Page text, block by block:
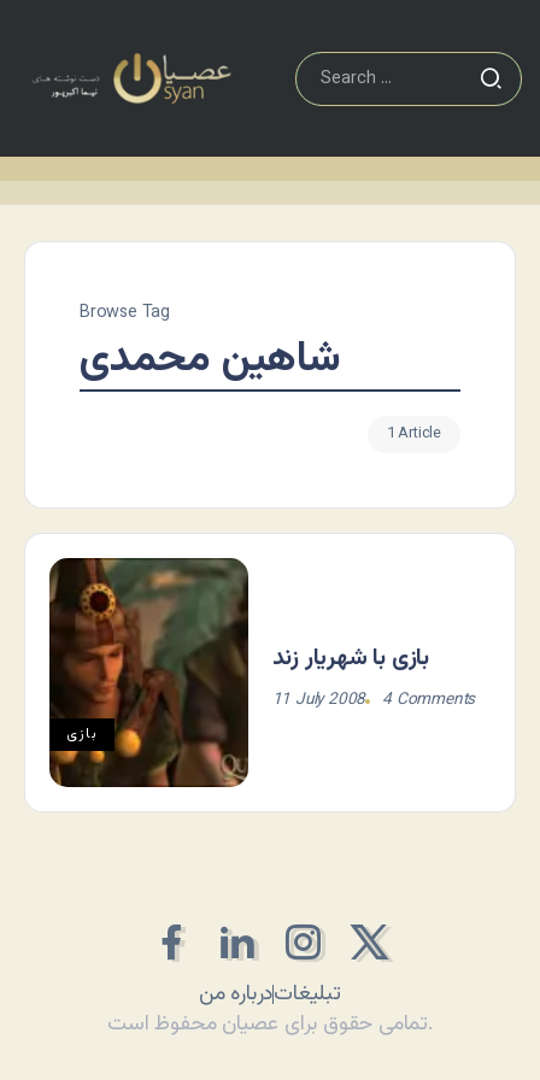
Browse Tag
شاهین محمدی
1 Article
بازی
بازی با شهریار زند
11 July 2008 4 Comments
درباره منتبلیغات
تمامی حقوق برای عصیان محفوظ است.